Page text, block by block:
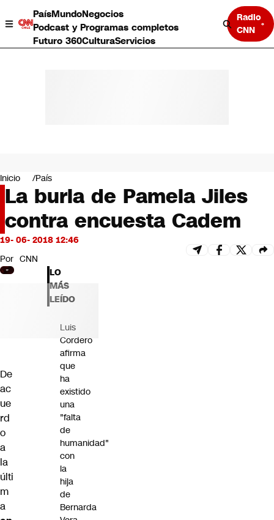
PaísMundoNegocios
Podcast y Programas completos
Futuro 360CulturaServicios
Radio
CNN
Negocios
Deportes
Programas completos
Cultura
Servicios
Bits
CNN Data
CNN tiempo
Futuro 360
Inicio País
La burla de Pamela Jiles
contra encuesta Cadem
19- 06- 2018 12:46
Por CNN
De
ac
ue
rd
o
a
la
últi
m
a
LO
MÁS
LEÍDO
Luis
Cordero
afirma
que
ha
existido
una
"falta
de
humanidad"
con
la
hija
de
Bernarda